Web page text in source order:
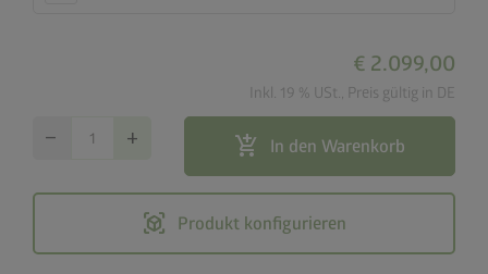
€ 2.099,00
Inkl. 19 % USt., Preis gültig in DE
remove add add_shopping_cart In den Warenkorb
view_in_ar Produkt konfigurieren